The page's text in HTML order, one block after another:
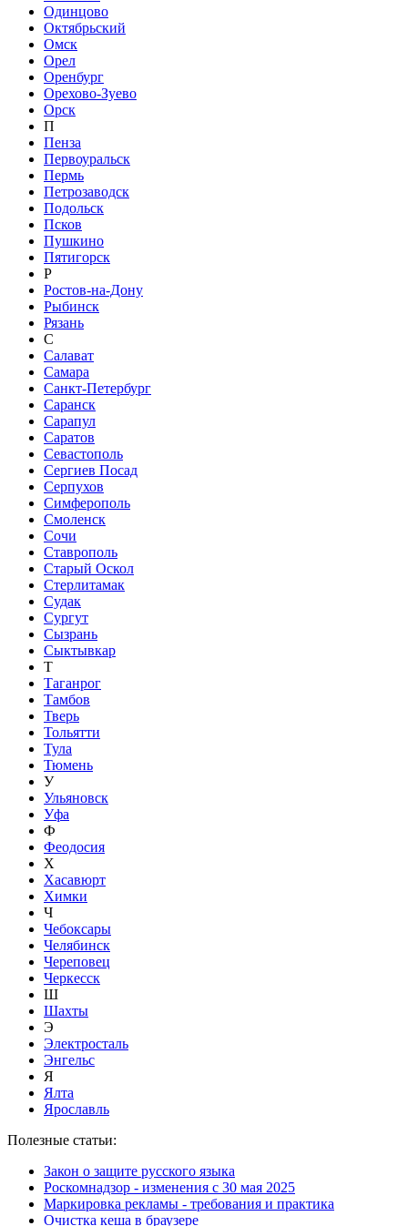
Одинцово
Октябрьский
Омск
Орел
Оренбург
Орехово-Зуево
Орск
П
Пенза
Первоуральск
Пермь
Петрозаводск
Подольск
Псков
Пушкино
Пятигорск
Р
Ростов-на-Дону
Рыбинск
Рязань
С
Салават
Самара
Санкт-Петербург
Саранск
Сарапул
Саратов
Севастополь
Сергиев Посад
Серпухов
Симферополь
Смоленск
Сочи
Ставрополь
Старый Оскол
Стерлитамак
Судак
Сургут
Сызрань
Сыктывкар
Т
Таганрог
Тамбов
Тверь
Тольятти
Тула
Тюмень
У
Ульяновск
Уфа
Ф
Феодосия
Х
Хасавюрт
Химки
Ч
Чебоксары
Челябинск
Череповец
Черкесск
Ш
Шахты
Э
Электросталь
Энгельс
Я
Ялта
Ярославль
Полезные статьи:
Закон о защите русского языка
Роскомнадзор - изменения с 30 мая 2025
Маркировка рекламы - требования и практика
Очистка кеша в браузере